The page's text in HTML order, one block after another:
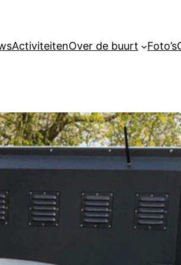
ActiviteitenOver de buurt Foto’s